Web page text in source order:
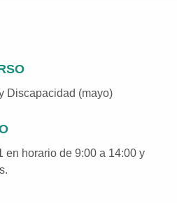
Discapacidad (mayo)
en horario de 9:00 a 14:00 y